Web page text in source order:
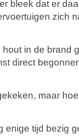
bleek dat er
zich
in de brand
direct
maar
enige tijd bezig